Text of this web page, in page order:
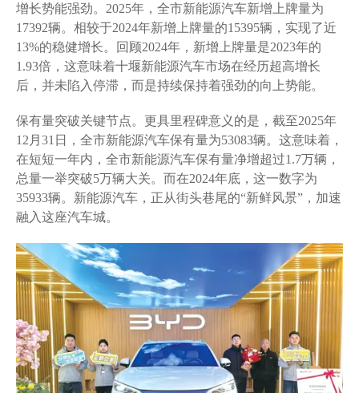
增长势能强劲。2025年，全市新能源汽车新增上牌量为
17392辆。相较于2024年新增上牌量的15395辆，实现了近
13%的稳健增长。回顾2024年，新增上牌量是2023年的
1.93倍，这意味着十堰新能源汽车市场在经历超高增长
后，并未陷入停滞，而是持续保持着强劲的向上势能。
保有量突破关键节点。更具里程碑意义的是，截至2025年
12月31日，全市新能源汽车保有量为53083辆。这意味着，
在短短一年内，全市新能源汽车保有量净增超过1.7万辆，
总量一举突破5万辆大关。而在2024年底，这一数字为
35933辆。新能源汽车，正从街头巷尾的“新鲜风景”，加速
融入这座汽车城。